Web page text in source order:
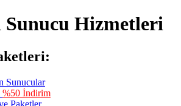
Sunucu Hizmetleri
Sunucular
%50 İndirim
Paketler